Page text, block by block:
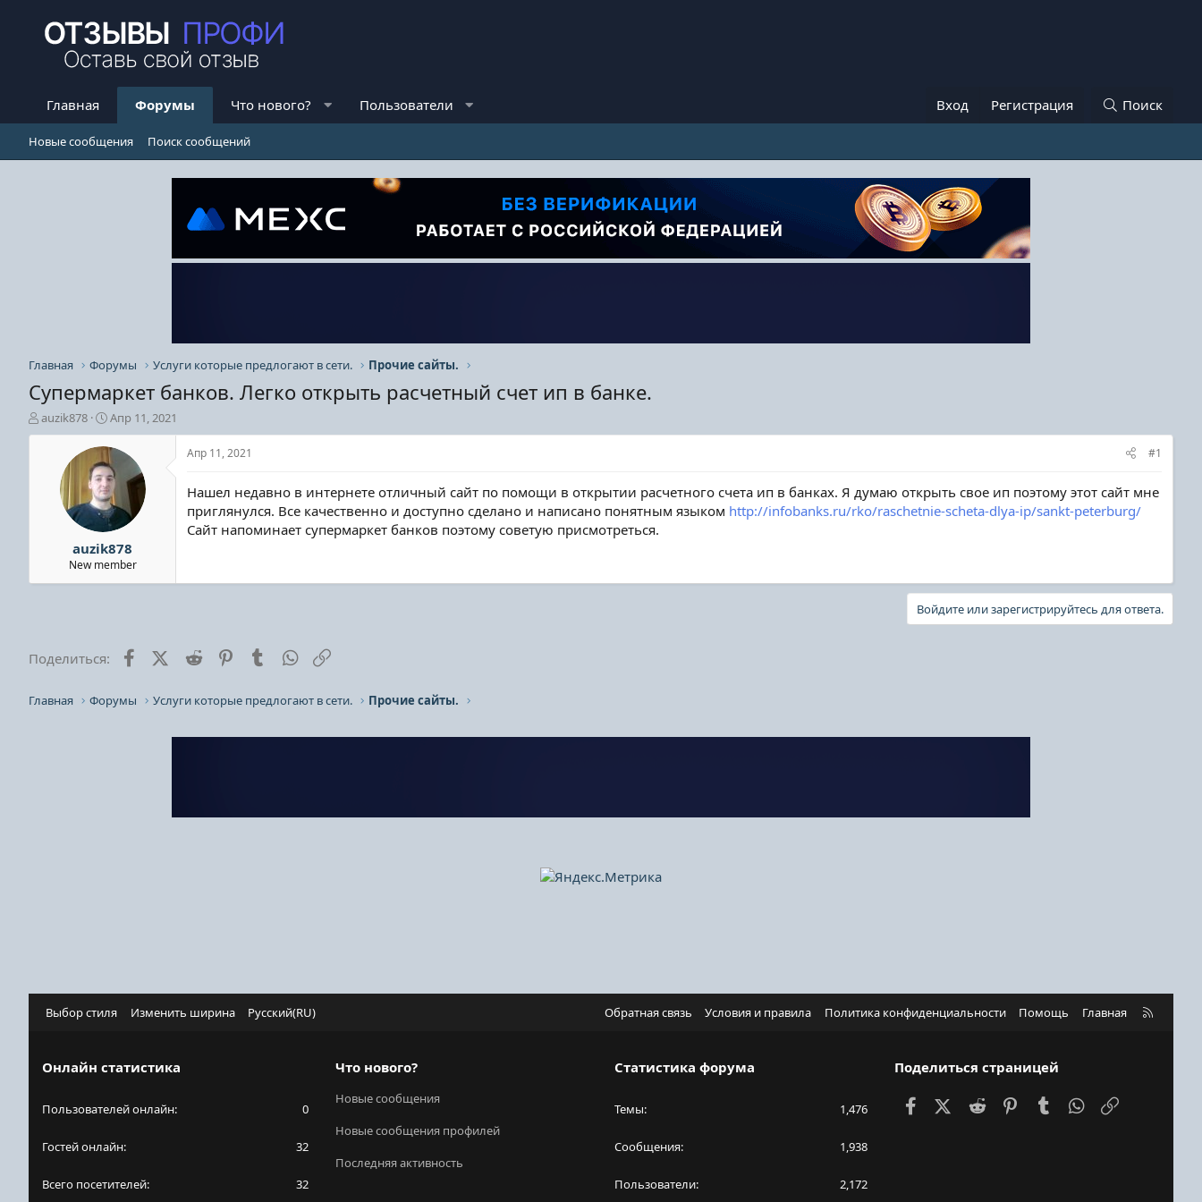
Главная Форумы Что нового? Пользователи Вход Регистрация Поиск
Новые сообщения Поиск сообщений
Главная Форумы Услуги которые предлогают в сети. Прочие сайты.
Супермаркет банков. Легко открыть расчетный счет ип в банке.
А
в
auzik878
Д
а
т
а
н
а
ч
а
л
а
Апр 11, 2021
auzik878
New member
Апр 11, 2021 #1
Нашел недавно в интернете отличный сайт по помощи в открытии расчетного счета ип в банках. Я думаю открыть свое ип поэтому этот сайт мне
приглянулся. Все качественно и доступно сделано и написано понятным языком http://infobanks.ru/rko/raschetnie-scheta-dlya-ip/sankt-peterburg/
Сайт напоминает супермаркет банков поэтому советую присмотреться.
Войдите или зарегистрируйтесь для ответа.
Поделиться: FacebookX (Twitter)
Reddit PinterestTumblr WhatsApp
Главная Форумы Услуги которые предлогают в сети. Прочие сайты.
Выбор стиля Изменить ширина Русский(RU) Обратная связь Условия и правила Политика конфиденциальности Помощь Главная
R
Онлайн статистика
Пользователей онлайн 0
Гостей онлайн 32
Всего посетителей 32
Что нового?
Новые сообщения
Новые сообщения профилей
Последняя активность
Статистика форума
Темы 1,476
Сообщения 1,938
Пользователи 2,172
Поделиться страницей
FacebookX (Twitter)
Reddit PinterestTumblr WhatsApp